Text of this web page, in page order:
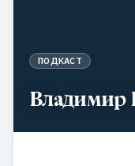
ПОДКАСТ
Владимир